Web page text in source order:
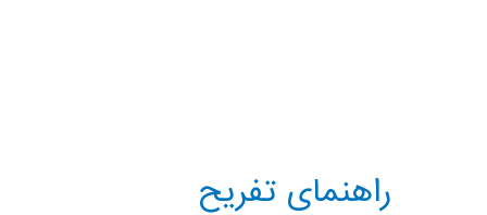
راهنمای تفریح